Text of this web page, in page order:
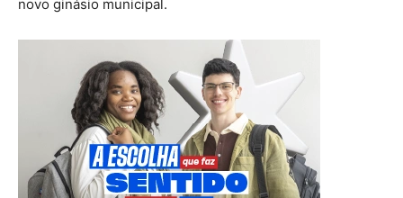
novo ginásio municipal.